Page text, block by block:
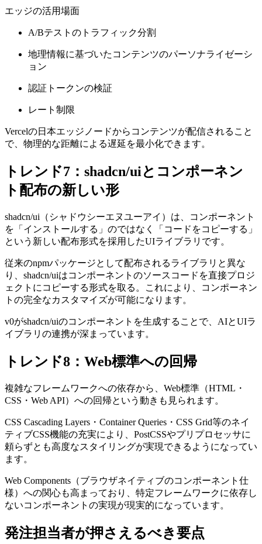
エッジの活用場面
A/Bテストのトラフィック分割
地理情報に基づいたコンテンツのパーソナライゼーシ
ョン
認証トークンの検証
レート制限
Vercelの日本エッジノードからコンテンツが配信されること
で、物理的な距離による遅延を最小化できます。
トレンド7：shadcn/uiとコンポーネン
ト配布の新しい形
shadcn/ui（シャドウシーエヌユーアイ）は、コンポーネント
を「インストールする」のではなく「コードをコピーする」
という新しい配布形式を採用したUIライブラリです。
従来のnpmパッケージとして配布されるライブラリと異な
り、shadcn/uiはコンポーネントのソースコードを直接プロジ
ェクトにコピーする形式を取る。これにより、コンポーネン
トの完全なカスタマイズが可能になります。
v0がshadcn/uiのコンポーネントを生成することで、AIとUIラ
イブラリの連携が深まっています。
トレンド8：Web標準への回帰
複雑なフレームワークへの依存から、Web標準（HTML・
CSS・Web API）への回帰という動きも見られます。
CSS Cascading Layers・Container Queries・CSS Grid等のネイ
ティブCSS機能の充実により、PostCSSやプリプロセッサに
頼らずとも高度なスタイリングが実現できるようになってい
ます。
Web Components（ブラウザネイティブのコンポーネント仕
様）への関心も高まっており、特定フレームワークに依存し
ないコンポーネントの実現が現実的になっています。
発注担当者が押さえるべき要点